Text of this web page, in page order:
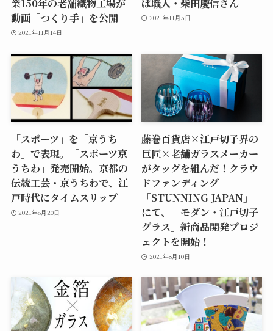
業150年の老舗織物工場が
動画「つくり手」を公開
2021年11月14日
ぱ職人・柴田慶信さん
2021年11月5日
「スポーツ」を「京うち
わ」で表現。「スポーツ京
うちわ」発売開始。京都の
伝統工芸・京うちわで、江
戸時代にタイムスリップ
2021年8月20日
藤巻百貨店×江戸切子界の
巨匠×老舗ガラスメーカー
がタッグを組んだ！クラウ
ドファンディング
「STUNNING JAPAN」
にて、「モダン・江戸切子
グラス」新商品開発プロジ
ェクトを開始！
2021年8月10日